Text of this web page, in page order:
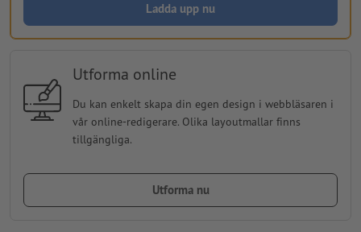
Ladda upp nu
Utforma online
Du kan enkelt skapa din egen design i webbläsaren i
vår online-redigerare. Olika layoutmallar finns
tillgängliga.
Utforma nu